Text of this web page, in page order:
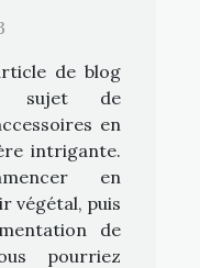
de blog
sujet de
en
intrigante.
en
végétal, puis
de
pourriez